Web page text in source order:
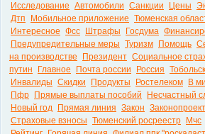
Исследование Автомобили Санкции Цены
Дтп
Мобильное приложение Тюменская
Интересное Фсс Штрафы Госдума
Предупредительные меры Туризм Помощь
на производстве
Президент Социальное
путин
Главное Почта россии Россия Тобольск
Инвалиды Скидки Продукты Ростелеком В
Пфр
Прямые выплаты пособий
Несчастный
Новый год
Прямая линия Закон Законопроект
Страховые взносы Тюменский росреестр Мчс